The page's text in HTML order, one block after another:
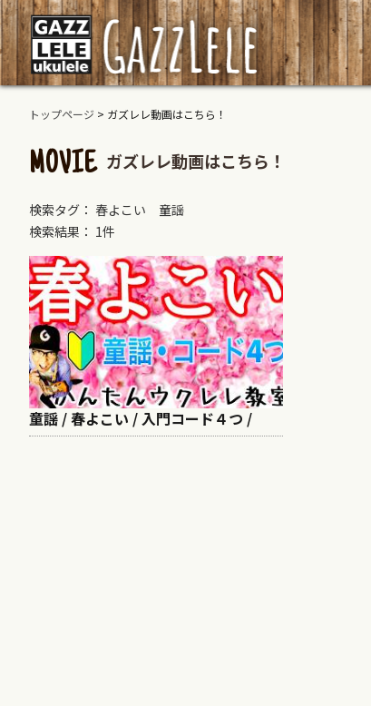
トップページ > ガズレレ動画はこちら！
MOVIE ガズレレ動画はこちら！
検索タグ： 春よこい 童謡
検索結果： 1件
童謡 / 春よこい / 入門コード４つ /